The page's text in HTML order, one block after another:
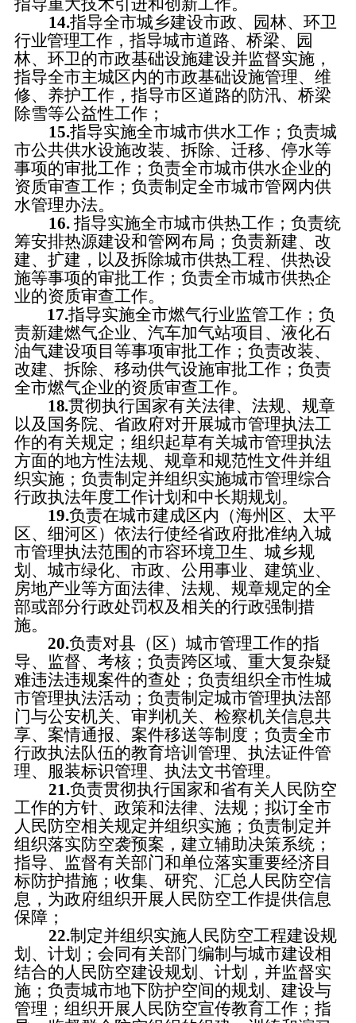
指导重大技术引进和创新工作。
14.指导全市城乡建设市政、园林、环卫
行业管理工作，指导城市道路、桥梁、园
林、环卫的市政基础设施建设并监督实施，
指导全市主城区内的市政基础设施管理、维
修、养护工作，指导市区道路的防汛、桥梁
除雪等公益性工作；
15.指导实施全市城市供水工作；负责城
市公共供水设施改装、拆除、迁移、停水等
事项的审批工作；负责全市城市供水企业的
资质审查工作；负责制定全市城市管网内供
水管理办法。
16.指导实施全市城市供热工作；负责统
筹安排热源建设和管网布局；负责新建、改
建、扩建，以及拆除城市供热工程、供热设
施等事项的审批工作；负责全市城市供热企
业的资质审查工作。
17.指导实施全市燃气行业监管工作；负
责新建燃气企业、汽车加气站项目、液化石
油气建设项目等事项审批工作； 负责改装、
改建、拆除、移动供气设施审批工作；负责
全市燃气企业的资质审查工作。
18.贯彻执行国家有关法律、法规、规章
以及国务院、省政府对开展城市管理执法工
作的有关规定；组织起草有关城市管理执法
方面的地方性法规、规章和规范性文件并组
织实施；负责制定并组织实施城市管理综合
行政执法年度工作计划和中长期规划。
19.负责在城市建成区内（海州区、太平
区、细河区）依法行使经省政府批准纳入城
市管理执法范围的市容环境卫生、城乡规
划、城市绿化、市政、公用事业、建筑业、
房地产业等方面法律、法规、规章规定的全
部或部分行政处罚权及相关的行政强制措
施。
20.负责对县（区）城市管理工作的指
导、监督、考核；负责跨区域、重大复杂疑
难违法违规案件的查处；负责组织全市性城
市管理执法活动；负责制定城市管理执法部
门与公安机关、审判机关、检察机关信息共
享、案情通报、案件移送等制度；负责全市
行政执法队伍的教育培训管理、执法证件管
理、服装标识管理、执法文书管理。
21.负责贯彻执行国家和省有关人民防空
工作的方针、政策和法律、法规；拟订全市
人民防空相关规定并组织实施；负责制定并
组织落实防空袭预案，建立辅助决策系统；
指导、监督有关部门和单位落实重要经济目
标防护措施；收集、研究、汇总人民防空信
息，为政府组织开展人民防空工作提供信息
保障；
22.制定并组织实施人民防空工程建设规
划、计划；会同有关部门编制与城市建设相
结合的人民防空建设规划、计划，并监督实
施；负责城市地下防护空间的规划、建设与
管理；组织开展人民防空宣传教育工作；指